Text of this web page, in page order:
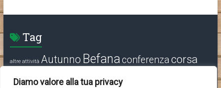
Diamo valore alla tua privacy
Tag
altre attività Autunno Befanaconferenzacorsa
Pignarûlprogramma